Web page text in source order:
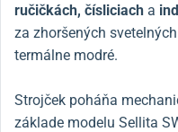
ručičkách, čísliciach a
za zhoršených
termálne modré.
Strojček poháňa
základe modelu Sellita